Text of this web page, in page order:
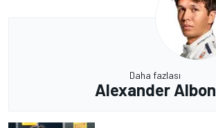
Daha fazlası
Alexander Albon